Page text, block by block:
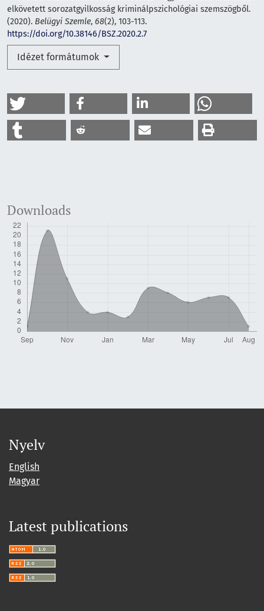
elkövetett sorozatgyilkosság kriminálpszichológiai szemszögből.
(2020). Belügyi Szemle, 68(2), 103-113.
https://doi.org/10.38146/BSZ.2020.2.7
Idézet formátumok
Downloads
Nyelv
English
Magyar
Latest publications